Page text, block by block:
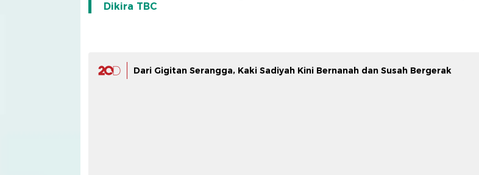
Dikira TBC
Dari Gigitan Serangga, Kaki Sadiyah Kini Bernanah dan Susah Bergerak